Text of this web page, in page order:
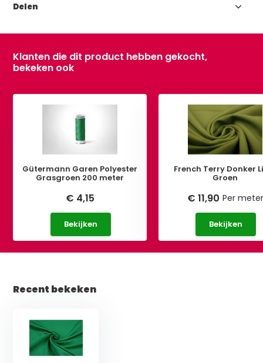
Delen
Klanten die dit product hebben gekocht,
bekeken ook
Gütermann Garen Polyester
Grasgroen 200 meter
€ 4,15
Bekijken
French Terry Donker
Groen
€ 11,90 Per meter
Bekijken
Recent bekeken